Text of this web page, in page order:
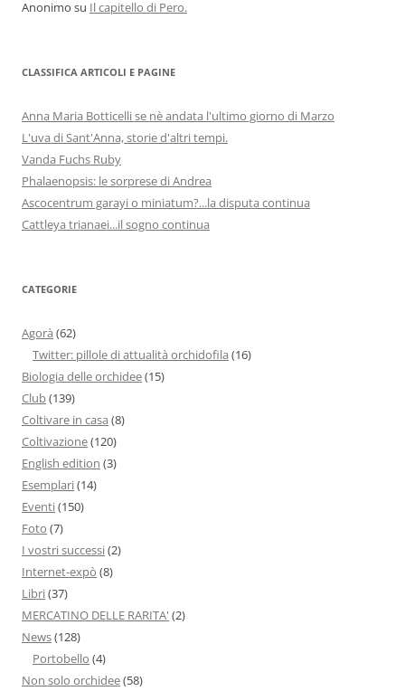
Anonimo su Il capitello di Pero.
CLASSIFICA ARTICOLI E PAGINE
Anna Maria Botticelli se nè andata l'ultimo giorno di Marzo
L'uva di Sant'Anna, storie d'altri tempi.
Vanda Fuchs Ruby
Phalaenopsis: le sorprese di Andrea
Ascocentrum garayi o miniatum?...la disputa continua
Cattleya trianaei...il sogno continua
CATEGORIE
Agorà (62)
Twitter: pillole di attualità orchidofila (16)
Biologia delle orchidee(15)
Club(139)
Coltivare in casa (8)
Coltivazione(120)
English edition (3)
Esemplari(14)
Eventi(150)
Foto (7)
I vostri successi(2)
Internet-expò (8)
Libri(37)
MERCATINO DELLE RARITA' (2)
News(128)
Portobello (4)
Non solo orchidee(58)